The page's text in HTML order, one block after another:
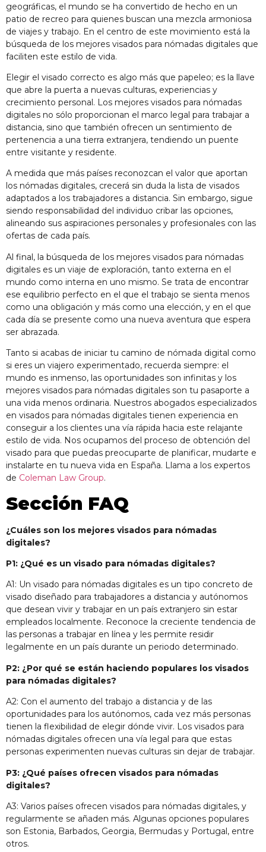
geográficas, el mundo se ha convertido de hecho en un
patio de recreo para quienes buscan una mezcla armoniosa
de viajes y trabajo. En el centro de este movimiento está la
búsqueda de los mejores visados para nómadas digitales que
faciliten este estilo de vida.
Elegir el visado correcto es algo más que papeleo; es la llave
que abre la puerta a nuevas culturas, experiencias y
crecimiento personal. Los mejores visados para nómadas
digitales no sólo proporcionan el marco legal para trabajar a
distancia, sino que también ofrecen un sentimiento de
pertenencia a una tierra extranjera, tendiendo un puente
entre visitante y residente.
A medida que más países reconozcan el valor que aportan
los nómadas digitales, crecerá sin duda la lista de visados
adaptados a los trabajadores a distancia. Sin embargo, sigue
siendo responsabilidad del individuo cribar las opciones,
alineando sus aspiraciones personales y profesionales con las
ofertas de cada país.
Al final, la búsqueda de los mejores visados para nómadas
digitales es un viaje de exploración, tanto externa en el
mundo como interna en uno mismo. Se trata de encontrar
ese equilibrio perfecto en el que el trabajo se sienta menos
como una obligación y más como una elección, y en el que
cada día se presente como una nueva aventura que espera
ser abrazada.
Tanto si acabas de iniciar tu camino de nómada digital como
si eres un viajero experimentado, recuerda siempre: el
mundo es inmenso, las oportunidades son infinitas y los
mejores visados para nómadas digitales son tu pasaporte a
una vida menos ordinaria. Nuestros abogados especializados
en visados para nómadas digitales tienen experiencia en
conseguir a los clientes una vía rápida hacia este relajante
estilo de vida. Nos ocupamos del proceso de obtención del
visado para que puedas preocuparte de planificar, mudarte e
instalarte en tu nueva vida en España. Llama a los expertos
de Coleman Law Group.
Sección FAQ
¿Cuáles son los mejores visados para nómadas
digitales?
P1: ¿Qué es un visado para nómadas digitales?
A1: Un visado para nómadas digitales es un tipo concreto de
visado diseñado para trabajadores a distancia y autónomos
que desean vivir y trabajar en un país extranjero sin estar
empleados localmente. Reconoce la creciente tendencia de
las personas a trabajar en línea y les permite residir
legalmente en un país durante un periodo determinado.
P2: ¿Por qué se están haciendo populares los visados
para nómadas digitales?
A2: Con el aumento del trabajo a distancia y de las
oportunidades para los autónomos, cada vez más personas
tienen la flexibilidad de elegir dónde vivir. Los visados para
nómadas digitales ofrecen una vía legal para que estas
personas experimenten nuevas culturas sin dejar de trabajar.
P3: ¿Qué países ofrecen visados para nómadas
digitales?
A3: Varios países ofrecen visados para nómadas digitales, y
regularmente se añaden más. Algunas opciones populares
son Estonia, Barbados, Georgia, Bermudas y Portugal, entre
otros.